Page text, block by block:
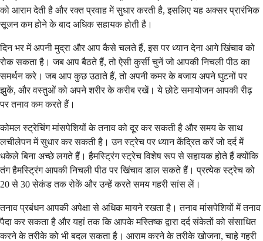
को आराम देती है और रक्त प्रवाह में सुधार करती है, इसलिए यह अक्सर प्रारंभिक
सूजन कम होने के बाद अधिक सहायक होती है।
दिन भर में अपनी मुद्रा और आप कैसे चलते हैं, इस पर ध्यान देना आगे खिंचाव को
रोक सकता है। जब आप बैठते हैं, तो ऐसी कुर्सी चुनें जो आपकी निचली पीठ का
समर्थन करे। जब आप कुछ उठाते हैं, तो अपनी कमर के बजाय अपने घुटनों पर
झुकें, और वस्तुओं को अपने शरीर के करीब रखें। ये छोटे समायोजन आपकी रीढ़
पर तनाव कम करते हैं।
कोमल स्ट्रेचिंग मांसपेशियों के तनाव को दूर कर सकती है और समय के साथ
लचीलेपन में सुधार कर सकती है। उन स्ट्रेच पर ध्यान केंद्रित करें जो दर्द में
धकेले बिना अच्छे लगते हैं। हैमस्ट्रिंग स्ट्रेच विशेष रूप से सहायक होते हैं क्योंकि
तंग हैमस्ट्रिंग आपकी निचली पीठ पर खिंचाव डाल सकते हैं। प्रत्येक स्ट्रेच को
20 से 30 सेकंड तक रोकें और उन्हें करते समय गहरी सांस लें।
तनाव प्रबंधन आपकी अपेक्षा से अधिक मायने रखता है। तनाव मांसपेशियों में तनाव
पैदा कर सकता है और यहां तक कि आपके मस्तिष्क द्वारा दर्द संकेतों को संसाधित
करने के तरीके को भी बदल सकता है। आराम करने के तरीके खोजना, चाहे गहरी